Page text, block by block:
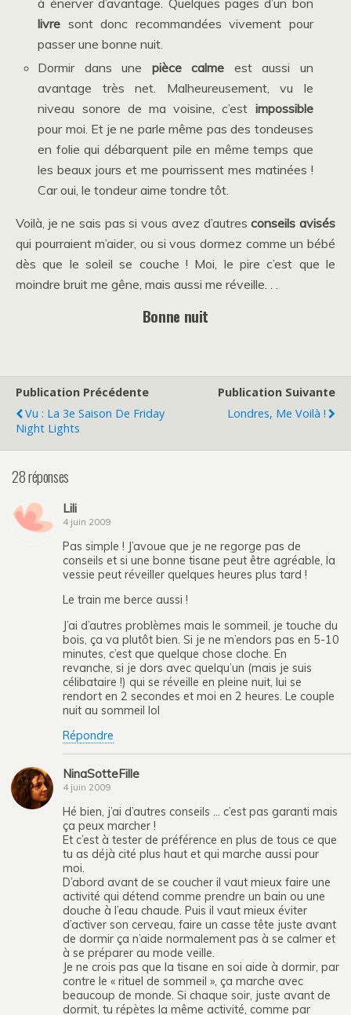
livre sont donc recommandées vivement pour
passer une bonne nuit.
Dormir dans une pièce calme est aussi un
avantage très net. Malheureusement, vu le
niveau sonore de ma voisine, c’est impossible
pour moi. Et je ne parle même pas des tondeuses
en folie qui débarquent pile en même temps que
les beaux jours et me pourrissent mes matinées !
Car oui, le tondeur aime tondre tôt.
Voilà, je ne sais pas si vous avez d’autresconseils avisés
qui pourraient m’aider, ou si vous dormez comme un bébé
dès que le soleil se couche ! Moi, le pire c’est que le
moindre bruit me gêne, mais aussi me réveille. . .
Bonne nuit
Publication Précédente
Vu : La 3e Saison De Friday
Night Lights
Publication Suivante
Londres, Me Voilà !
28 réponses
Lili
4 juin 2009
Pas simple ! J’avoue que je ne regorge pas de
conseils et si une bonne tisane peut être agréable, la
vessie peut réveiller quelques heures plus tard !
Le train me berce aussi !
J’ai d’autres problèmes mais le sommeil, je touche du
bois, ça va plutôt bien. Si je ne m’endors pas en 5-10
minutes, c’est que quelque chose cloche. En
revanche, si je dors avec quelqu’un (mais je suis
célibataire !) qui se réveille en pleine nuit, lui se
rendort en 2 secondes et moi en 2 heures. Le couple
nuit au sommeil lol
Répondre
NinaSotteFille
4 juin 2009
Hé bien, j’ai d’autres conseils … c’est pas garanti mais
ça peux marcher !
Et c’est à tester de préférence en plus de tous ce que
tu as déjà cité plus haut et qui marche aussi pour
moi.
D’abord avant de se coucher il vaut mieux faire une
activité qui détend comme prendre un bain ou une
douche à l’eau chaude. Puis il vaut mieux éviter
d’activer son cerveau, faire un casse tête juste avant
de dormir ça n’aide normalement pas à se calmer et
à se préparer au mode veille.
Je ne crois pas que la tisane en soi aide à dormir, par
contre le « rituel de sommeil », ça marche avec
beaucoup de monde. Si chaque soir, juste avant de
dormit, tu répètes la même activité, comme par